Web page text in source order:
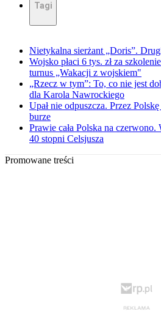
Tagi
Nietykalna sierżant „Doris”.
Wojsko płaci 6 tys. zł za
turnus „Wakacji z wojskiem"
„Rzecz w tym”: To, co nie jest
dla Karola Nawrockiego
Upał nie odpuszcza. Przez
burze
Prawie cała Polska na czerwono.
40 stopni Celsjusza
Promowane treści